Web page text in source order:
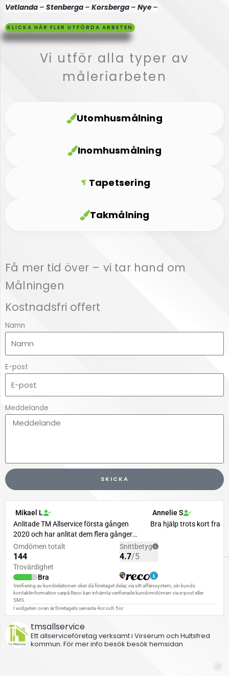
Vetlanda – Stenberga – Korsberga – Nye –
KLICKA HÄR FLER UTFÖRDA ARBETEN
Vi utför alla typer av
måleriarbeten
Utomhusmålning
Inomhusmålning
Tapetsering
Takmålning
Få mer tid över – vi tar hand om
Målningen
Kostnadsfri offert
Namn
E-post
Meddelande
SKICKA
tmsallservice
Ett allserviceföretag verksamt i Virserum och Hultsfred
kommun. För mer info besök besök hemsidan